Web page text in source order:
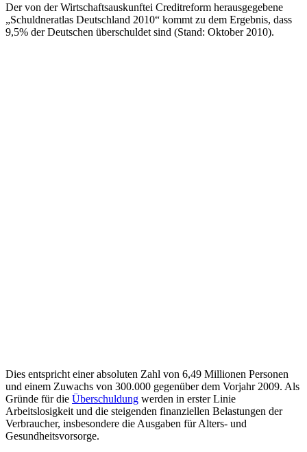
Der von der Wirtschaftsauskunftei Creditreform herausgegebene
„Schuldneratlas Deutschland 2010“ kommt zu dem Ergebnis, dass
9,5% der Deutschen überschuldet sind (Stand: Oktober 2010).
Dies entspricht einer absoluten Zahl von 6,49 Millionen Personen
und einem Zuwachs von 300.000 gegenüber dem Vorjahr 2009. Als
Gründe für die Überschuldung werden in erster Linie
Arbeitslosigkeit und die steigenden finanziellen Belastungen der
Verbraucher, insbesondere die Ausgaben für Alters- und
Gesundheitsvorsorge.